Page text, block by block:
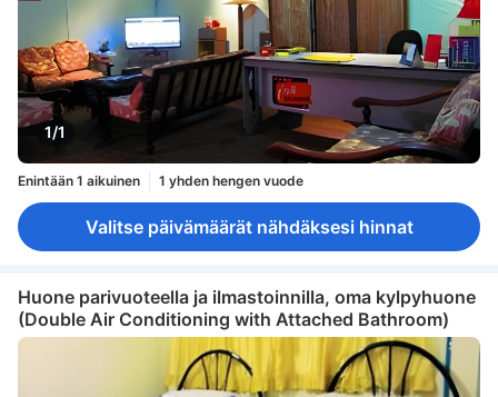
1/1
Enintään 1 aikuinen 1 yhden hengen vuode
Valitse päivämäärät nähdäksesi hinnat
Huone parivuoteella ja ilmastoinnilla, oma kylpyhuone
(Double Air Conditioning with Attached Bathroom)